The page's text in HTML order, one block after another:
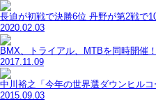
長迫が初戦で決勝6位 丹野が第2戦で
2020.02.03
BMX、トライアル、MTBを同時開催
2017.11.09
中川裕之「今年の世界選ダウンヒル
2015.09.03